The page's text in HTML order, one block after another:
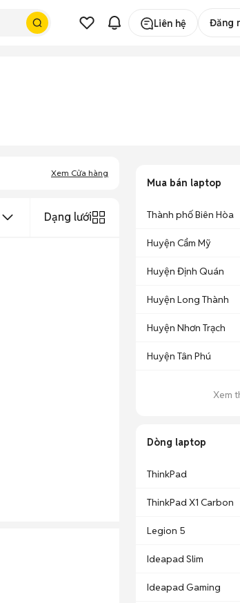
Liên hệ Đăng
Xem Cửa hàng
Dạng lưới
Mua bán laptop
Thành phố Biên Hòa
Huyện Cẩm Mỹ
Huyện Định Quán
Huyện Long Thành
Huyện Nhơn Trạch
Huyện Tân Phú
Xem
Dòng laptop
ThinkPad
ThinkPad X1 Carbon
Legion 5
Ideapad Slim
Ideapad Gaming